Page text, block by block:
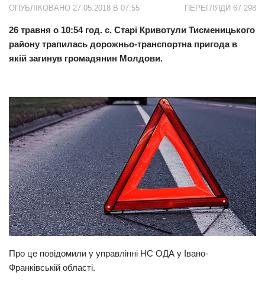
Донбас
Одеса
Схід
Політика
Світ
Цікаво
Наука
Технології
Історії
Рецепти
Привітання
ПЕРЕГЛЯДИ 67 298
ОПУБЛІКОВАНО 27.05.2018 В 07:55
26 травня о 10:54 год. с. Старі Кривотули Тисменицького
району трапилась дорожньо-транспортна пригода в
якій загинув громадянин Молдови.
Про це повідомили у управлінні НС ОДА у Івано-
Франківській області.